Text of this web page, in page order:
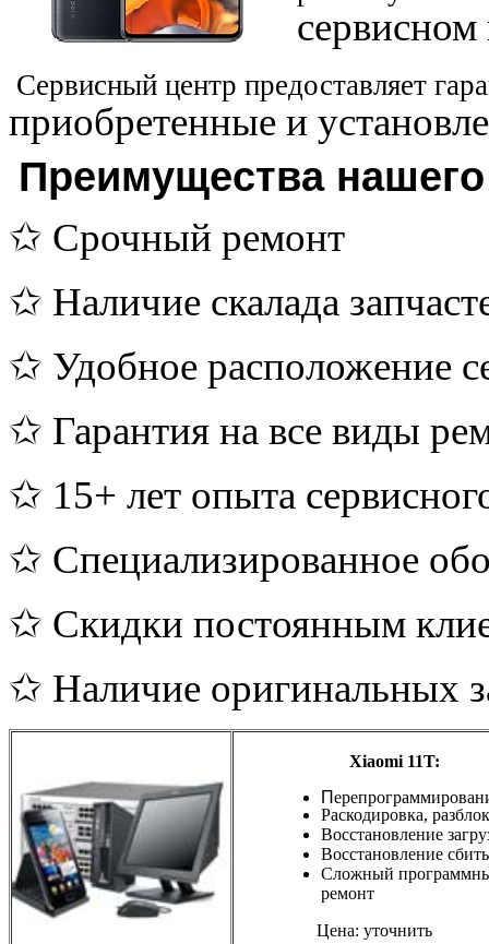
сервисном
Сервисный центр предоставляет
приобретенные и
Преимущества
✩ Срочный ремонт
✩ Наличие скалада
✩ Удобное расположение
✩ Гарантия на все виды
✩ 15+ лет опыта
✩ Специализированное
✩ Скидки постоянным
✩ Наличие оригинальных
Xiaomi 11T:
П
Раскодировка,
Восстановление
Восстановление
Сложный
ремонт
Цена: уточнить